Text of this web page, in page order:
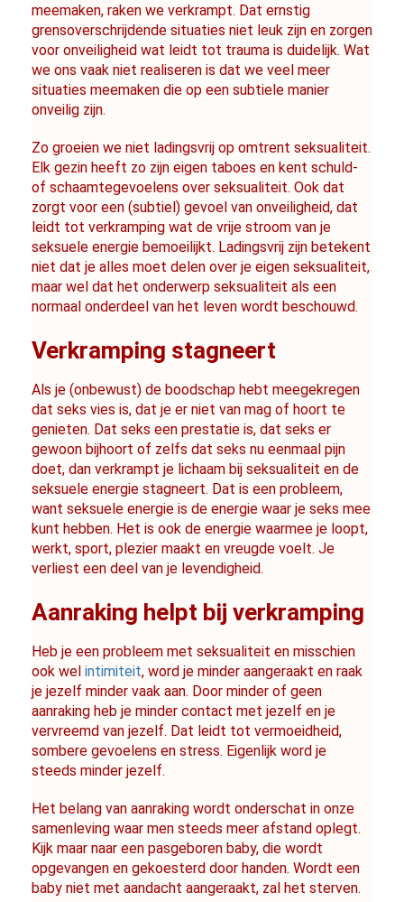
meemaken, raken we verkrampt. Dat ernstig
grensoverschrijdende situaties niet leuk zijn en zorgen
voor onveiligheid wat leidt tot trauma is duidelijk. Wat
we ons vaak niet realiseren is dat we veel meer
situaties meemaken die op een subtiele manier
onveilig zijn.
Zo groeien we niet ladingsvrij op omtrent seksualiteit.
Elk gezin heeft zo zijn eigen taboes en kent schuld-
of schaamtegevoelens over seksualiteit. Ook dat
zorgt voor een (subtiel) gevoel van onveiligheid, dat
leidt tot verkramping wat de vrije stroom van je
seksuele energie bemoeilijkt. Ladingsvrij zijn betekent
niet dat je alles moet delen over je eigen seksualiteit,
maar wel dat het onderwerp seksualiteit als een
normaal onderdeel van het leven wordt beschouwd.
Verkramping stagneert
Als je (onbewust) de boodschap hebt meegekregen
dat seks vies is, dat je er niet van mag of hoort te
genieten. Dat seks een prestatie is, dat seks er
gewoon bijhoort of zelfs dat seks nu eenmaal pijn
doet, dan verkrampt je lichaam bij seksualiteit en de
seksuele energie stagneert. Dat is een probleem,
want seksuele energie is de energie waar je seks mee
kunt hebben. Het is ook de energie waarmee je loopt,
werkt, sport, plezier maakt en vreugde voelt. Je
verliest een deel van je levendigheid.
Aanraking helpt bij verkramping
Heb je een probleem met seksualiteit en misschien
ook wel intimiteit, word je minder aangeraakt en raak
je jezelf minder vaak aan. Door minder of geen
aanraking heb je minder contact met jezelf en je
vervreemd van jezelf. Dat leidt tot vermoeidheid,
sombere gevoelens en stress. Eigenlijk word je
steeds minder jezelf.
Het belang van aanraking wordt onderschat in onze
samenleving waar men steeds meer afstand oplegt.
Kijk maar naar een pasgeboren baby, die wordt
opgevangen en gekoesterd door handen. Wordt een
baby niet met aandacht aangeraakt, zal het sterven.